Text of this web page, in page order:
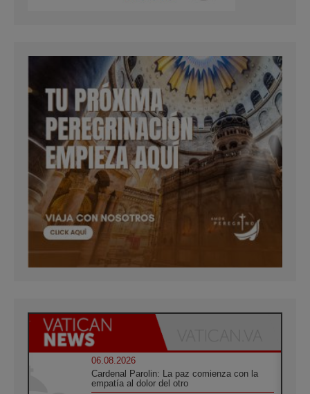
06.08.2026
Cardenal Parolin: La paz comienza con la
empatía al dolor del otro